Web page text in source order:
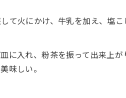
て火にかけ、牛乳を加え、塩
に入れ、粉茶を振って出来上
味しい。